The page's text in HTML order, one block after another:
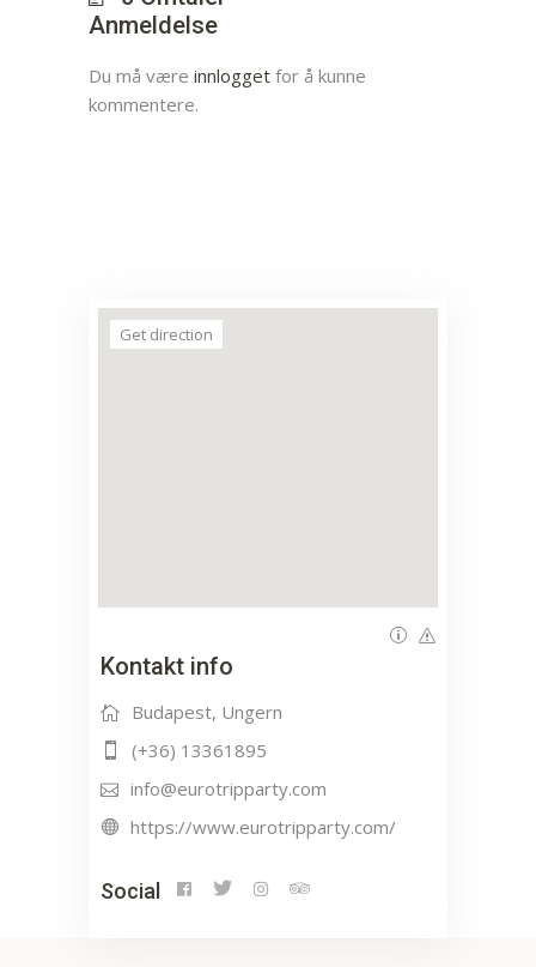
Anmeldelse
Du må være innlogget for å kunne
kommentere.
Get direction
Kontakt info
Budapest, Ungern
(+36) 13361895
info@eurotripparty.com
https://www.eurotripparty.com/
Social